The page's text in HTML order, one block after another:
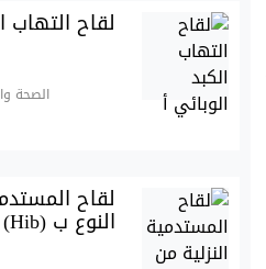
لقاح التهاب
الصحة
لقاح
النوع ب (Hib)